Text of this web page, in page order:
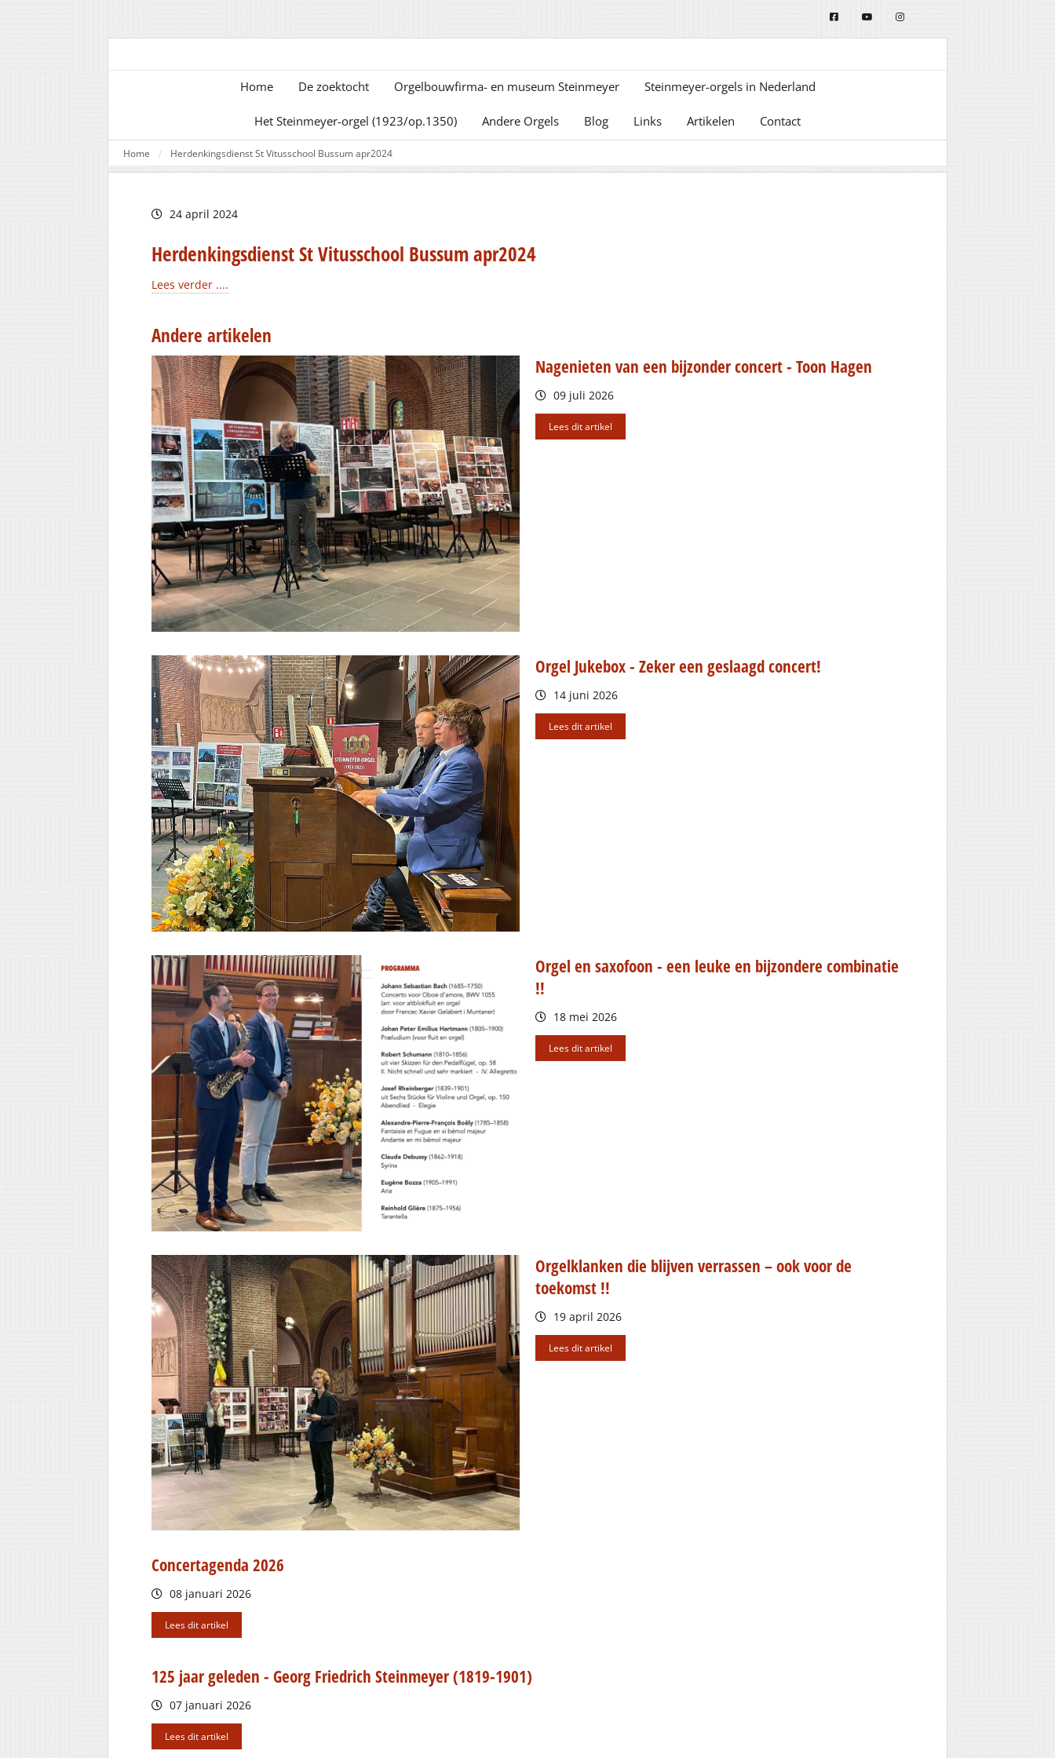
Home De zoektocht Orgelbouwfirma- en museum Steinmeyer Steinmeyer-orgels in Nederland
Het Steinmeyer-orgel (1923/op.1350) Andere Orgels Blog Links Artikelen Contact
Home Herdenkingsdienst St Vitusschool Bussum apr2024
24 april 2024
Herdenkingsdienst St Vitusschool Bussum apr2024
Lees verder ....
Andere artikelen
Nagenieten van een bijzonder concert - Toon Hagen
09 juli 2026
Lees dit artikel
Orgel Jukebox - Zeker een geslaagd concert!
14 juni 2026
Lees dit artikel
Orgel en saxofoon - een leuke en bijzondere combinatie
!!
18 mei 2026
Lees dit artikel
Orgelklanken die blijven verrassen – ook voor de
toekomst !!
19 april 2026
Lees dit artikel
Concertagenda 2026
08 januari 2026
Lees dit artikel
125 jaar geleden - Georg Friedrich Steinmeyer (1819-1901)
07 januari 2026
Lees dit artikel